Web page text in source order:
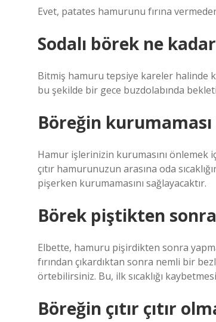
Evet, patates hamurunu fırına
Sodalı börek ne
Bitmiş hamuru tepsiye kareler halinde
bu şekilde bir gece buzdolabında
Böreğin
Hamur işlerinizin kurumasını önlemek
çıtır hamurunuzun arasına oda
pişerken kurumamasını sağlayacaktır.
Börek piştikten
Elbette, hamuru pişirdikten sonra
fırından çıkardıktan sonra nemli bir
örtebilirsiniz. Bu, ilk sıcaklığı
Böreğin çıtır çıtır